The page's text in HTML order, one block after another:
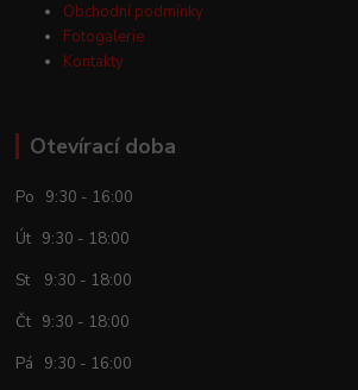
Obchodní podmínky
Fotogalerie
Kontakty
Otevírací doba
Po 9:30 - 16:00
Út 9:30 - 18:00
St 9:30 - 18:00
Čt 9:30 - 18:00
Pá 9:30 - 16:00